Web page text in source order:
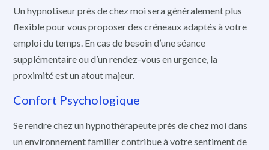
Un hypnotiseur près de chez moi sera généralement plus
flexible pour vous proposer des créneaux adaptés à votre
emploi du temps. En cas de besoin d’une séance
supplémentaire ou d’un rendez-vous en urgence, la
proximité est un atout majeur.
Confort Psychologique
Se rendre chez un hypnothérapeute près de chez moi dans
un environnement familier contribue à votre sentiment de